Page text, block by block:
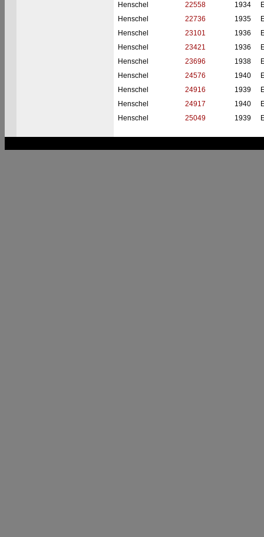
Henschel
22558 1934
Henschel
22736 1935
Henschel
23101 1936
Henschel
23421 1936
Henschel
23696 1938
Henschel
24576 1940
Henschel
24916 1939
Henschel
24917 1940
Henschel
25049 1939